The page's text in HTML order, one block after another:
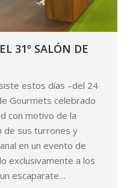
31º SALÓN DE
estos días –del 24
Gourmets celebrado
con motivo de la
de sus turrones y
en un evento de
exclusivamente a los
escaparate…